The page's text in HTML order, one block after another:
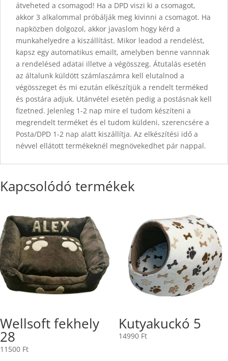
átveheted a csomagod! Ha a DPD viszi ki a csomagot,
akkor 3 alkalommal próbálják meg kivinni a csomagot. Ha
napközben dolgozol, akkor javaslom hogy kérd a
munkahelyedre a kiszállítást. Mikor leadod a rendelést,
kapsz egy automatikus emailt, amelyben benne vannnak
a rendelésed adatai illetve a végösszeg. Átutalás esetén
az általunk küldött számlaszámra kell elutalnod a
végösszeget és mi ezután elkészítjük a rendelt terméked
és postára adjuk. Utánvétel esetén pedig a postásnak kell
fizetned. Jelenleg 1-2 nap mire el tudom készíteni a
megrendelt terméket és el tudom küldeni, szerencsére a
Posta/DPD 1-2 nap alatt kiszállítja. Az elkészítési idő a
névvel ellátott termékeknél megnövekedhet pár nappal.
Kapcsolódó termékek
Wellsoft fekhely
28
11500 Ft
Kutyakuckó 5
14990 Ft